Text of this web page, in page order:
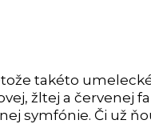
takéto
žltej a červenej
symfónie. Či už